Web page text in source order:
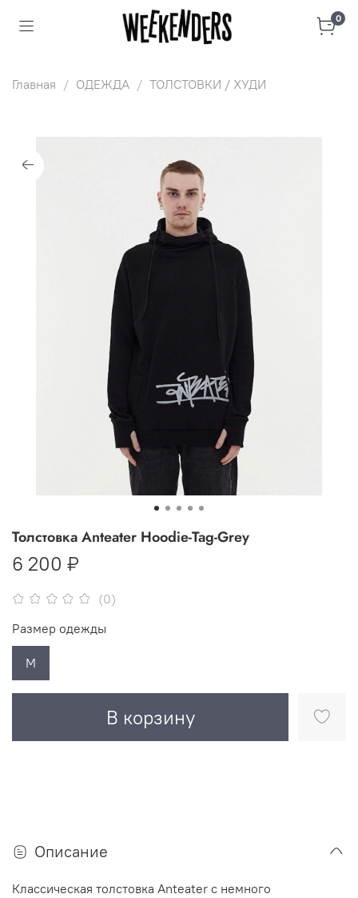
0
Главная ОДЕЖДА ТОЛСТОВКИ / ХУДИ
(0)
Толстовка Anteater Hoodie-Tag-Grey
6 200 ₽
В корзину
Размер одежды
M
Описание
Классическая толстовка Anteater с немного